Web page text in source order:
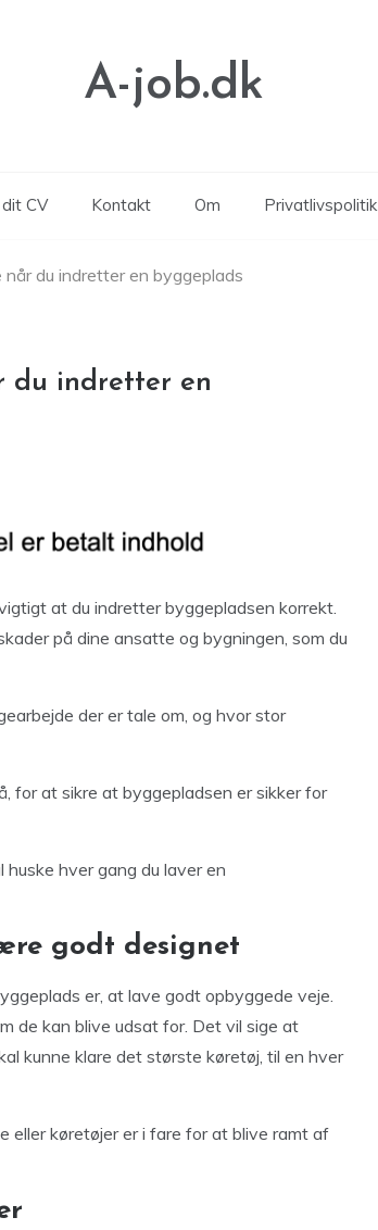
A-job.dk
CV Kontakt Om Privatlivspolitik
du indretter en byggeplads
du indretter en
at du indretter byggepladsen korrekt.
på dine ansatte og bygningen, som du
der er tale om, og hvor stor
for at sikre at byggepladsen er sikker for
hver gang du laver en
godt designet
er, at lave godt opbyggede veje.
de kan blive udsat for. Det vil sige at
kunne klare det største køretøj, til en hver
eller køretøjer er i fare for at blive ramt af